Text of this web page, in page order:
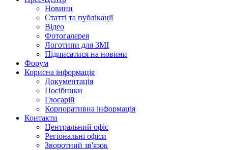
Новини
Статті та публікації
Відео
Фотогалерея
Логотипи для ЗМІ
Підписатися на новини
Форум
Корисна інформація
Документація
Посібники
Глосарій
Корпоративна інформація
Контакти
Центральний офіс
Регіональні офіси
Зворотний зв'язок